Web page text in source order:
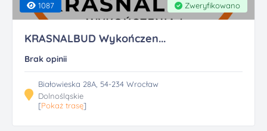
Zweryfikowano
1087
KRASNALBUD Wykończen...
Brak opinii
Białowieska 28A, 54-234 Wrocław
Dolnośląskie
[Pokaż trasę]